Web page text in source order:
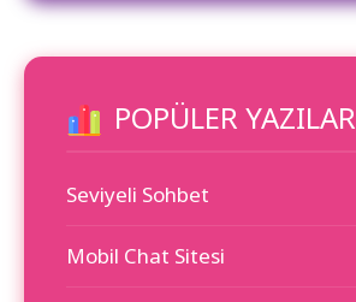
POPÜLER YAZILAR
Seviyeli Sohbet
Mobil Chat Sitesi